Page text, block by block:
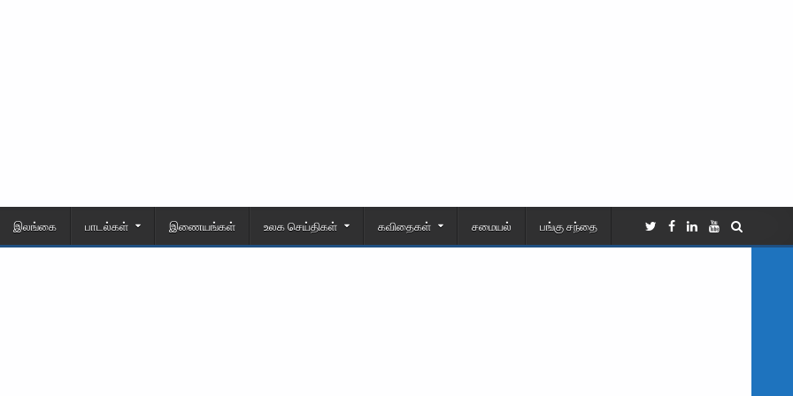
இலங்கை பாடல்கள் இணையங்கள் உலக செய்திகள் கவிதைகள் சமையல் பங்கு சந்தை